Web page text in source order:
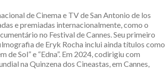
de Cinema e TV de San Antonio de los
e premiadas internacionalmente, como o
no Festival de Cannes. Seu primeiro
de Eryk Rocha inclui ainda títulos como
de Sol” e “Edna”. Em 2024, codirigiu com
na Quinzena dos Cineastas, em Cannes,